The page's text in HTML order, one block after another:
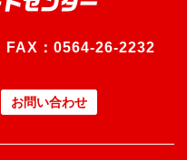
FAX：0564-26-2232
お問い合わせ